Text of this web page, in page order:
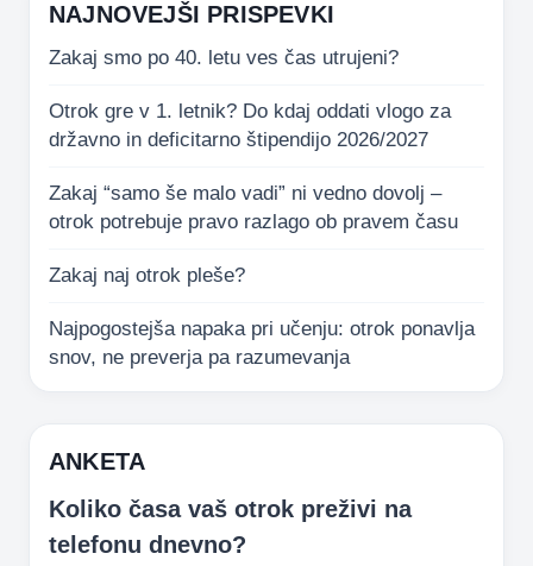
NAJNOVEJŠI PRISPEVKI
Zakaj smo po 40. letu ves čas utrujeni?
Otrok gre v 1. letnik? Do kdaj oddati vlogo za
državno in deficitarno štipendijo 2026/2027
Zakaj “samo še malo vadi” ni vedno dovolj –
otrok potrebuje pravo razlago ob pravem času
Zakaj naj otrok pleše?
Najpogostejša napaka pri učenju: otrok ponavlja
snov, ne preverja pa razumevanja
ANKETA
Koliko časa vaš otrok preživi na
telefonu dnevno?